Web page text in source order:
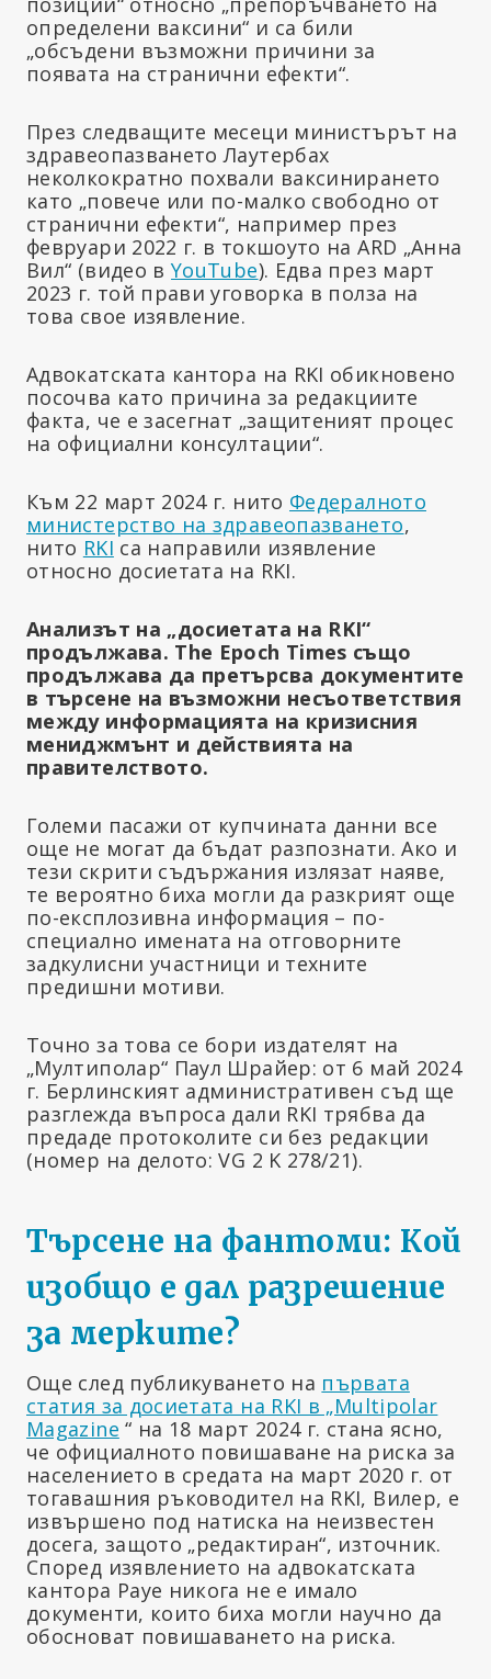
определени ваксини“ и са били
„обсъдени възможни причини за
появата на странични ефекти“.
През следващите месеци министърът на
здравеопазването Лаутербах
неколкократно похвали ваксинирането
като „повече или по-малко свободно от
странични ефекти“, например през
февруари 2022 г. в токшоуто на ARD „Анна
Вил“ (видео вYouTube). Едва през март
2023 г. той прави уговорка в полза на
това свое изявление.
Адвокатската кантора на RKI обикновено
посочва като причина за редакциите
факта, че е засегнат „защитеният процес
на официални консултации“.
Към 22 март 2024 г. нито Федералното
министерство на здравеопазването,
нито RKI са направили изявление
относно досиетата на RKI.
Анализът на „досиетата на RKI“
продължава. The Epoch Times също
продължава да претърсва документите
в търсене на възможни несъответствия
между информацията на кризисния
мениджмънт и действията на
правителството.
Големи пасажи от купчината данни все
още не могат да бъдат разпознати. Ако и
тези скрити съдържания излязат наяве,
те вероятно биха могли да разкрият още
по-експлозивна информация – по-
специално имената на отговорните
задкулисни участници и техните
предишни мотиви.
Точно за това се бори издателят на
„Мултиполар“ Паул Шрайер: от 6 май 2024
г. Берлинският административен съд ще
разглежда въпроса дали RKI трябва да
предаде протоколите си без редакции
(номер на делото: VG 2 K 278/21).
Търсене на фантоми: Кой
изобщо е дал разрешение
за мерките?
Още след публикуването на първата
статия за досиетата на RKI в „Multipolar
Magazine “ на 18 март 2024 г. стана ясно,
че официалното повишаване на риска за
населението в средата на март 2020 г. от
тогавашния ръководител на RKI, Вилер, е
извършено под натиска на неизвестен
досега, защото „редактиран“, източник.
Според изявлението на адвокатската
кантора Рауе никога не е имало
документи, които биха могли научно да
обосноват повишаването на риска.